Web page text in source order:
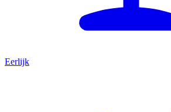
Eerlijk